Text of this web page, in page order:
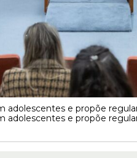
adolescentes e propõe
adolescentes e propõe